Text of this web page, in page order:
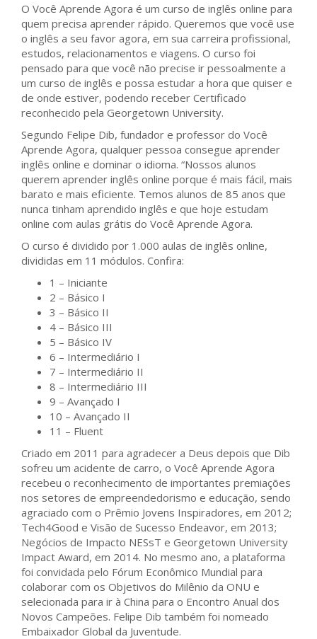
O Você Aprende Agora é um curso de inglês online para
quem precisa aprender rápido. Queremos que você use
o inglês a seu favor agora, em sua carreira profissional,
estudos, relacionamentos e viagens. O curso foi
pensado para que você não precise ir pessoalmente a
um curso de inglês e possa estudar a hora que quiser e
de onde estiver, podendo receber Certificado
reconhecido pela Georgetown University.
Segundo Felipe Dib, fundador e professor do Você
Aprende Agora, qualquer pessoa consegue aprender
inglês online e dominar o idioma. “Nossos alunos
querem aprender inglês online porque é mais fácil, mais
barato e mais eficiente. Temos alunos de 85 anos que
nunca tinham aprendido inglês e que hoje estudam
online com aulas grátis do Você Aprende Agora.
O curso é dividido por 1.000 aulas de inglês online,
divididas em 11 módulos. Confira:
1 – Iniciante
2 – Básico I
3 – Básico II
4 – Básico III
5 – Básico IV
6 – Intermediário I
7 – Intermediário II
8 – Intermediário III
9 – Avançado I
10 – Avançado II
11 – Fluent
Criado em 2011 para agradecer a Deus depois que Dib
sofreu um acidente de carro, o Você Aprende Agora
recebeu o reconhecimento de importantes premiações
nos setores de empreendedorismo e educação, sendo
agraciado com o Prêmio Jovens Inspiradores, em 2012;
Tech4Good e Visão de Sucesso Endeavor, em 2013;
Negócios de Impacto NESsT e Georgetown University
Impact Award, em 2014. No mesmo ano, a plataforma
foi convidada pelo Fórum Econômico Mundial para
colaborar com os Objetivos do Milênio da ONU e
selecionada para ir à China para o Encontro Anual dos
Novos Campeões. Felipe Dib também foi nomeado
Embaixador Global da Juventude.